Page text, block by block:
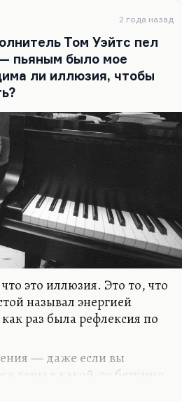
вот ненависть,
быть канализировано в
что из всех
неплодотворен
полностью.
метафору про…
2 года назад
Том Уэйтс пел
пьяным было мое
ли иллюзия, чтобы
это иллюзия. Это то, что
называл энергией
раз была рефлексия по
— даже если вы
в какой-то безумно
без энергии заблуждения